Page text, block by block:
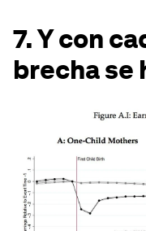
7. Y con
brecha se